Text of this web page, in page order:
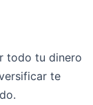
todo tu dinero
te